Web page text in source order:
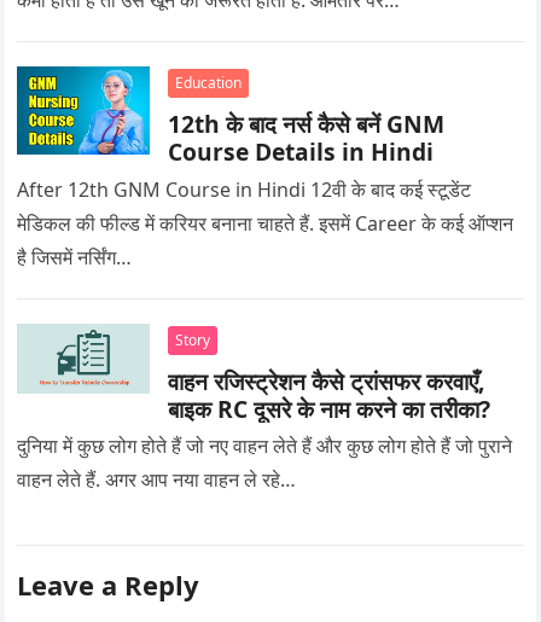
Education
12th के बाद नर्स कैसे बनें GNM
Course Details in Hindi
After 12th GNM Course in Hindi 12वी के बाद कई स्टूडेंट
मेडिकल की फील्ड में करियर बनाना चाहते हैं. इसमें Career के कई ऑप्शन
है जिसमें नर्सिंग…
Story
वाहन रजिस्ट्रेशन कैसे ट्रांसफर करवाएँ,
बाइक RC दूसरे के नाम करने का तरीका?
दुनिया में कुछ लोग होते हैं जो नए वाहन लेते हैं और कुछ लोग होते हैं जो पुराने
वाहन लेते हैं. अगर आप नया वाहन ले रहे…
Leave a Reply